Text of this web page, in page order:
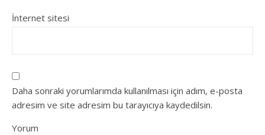
İnternet sitesi
Daha sonraki yorumlarımda kullanılması için adım, e-posta
adresim ve site adresim bu tarayıcıya kaydedilsin.
Yorum